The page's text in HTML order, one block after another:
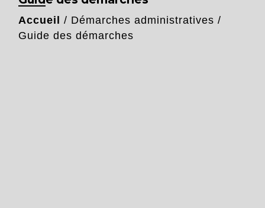
Accueil / Démarches administratives /
Guide des démarches